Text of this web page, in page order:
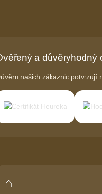
a důvěryhodný
našich zákaznic potvrzují
⌂